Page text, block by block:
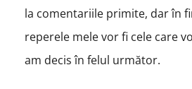
la comentariile primite, dar în
reperele mele vor fi cele care
am decis în felul următor.